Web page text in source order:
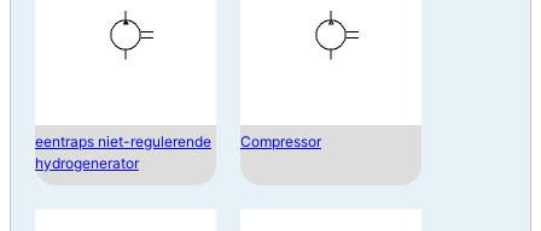
eentraps niet-regulerende
hydrogenerator
Compressor